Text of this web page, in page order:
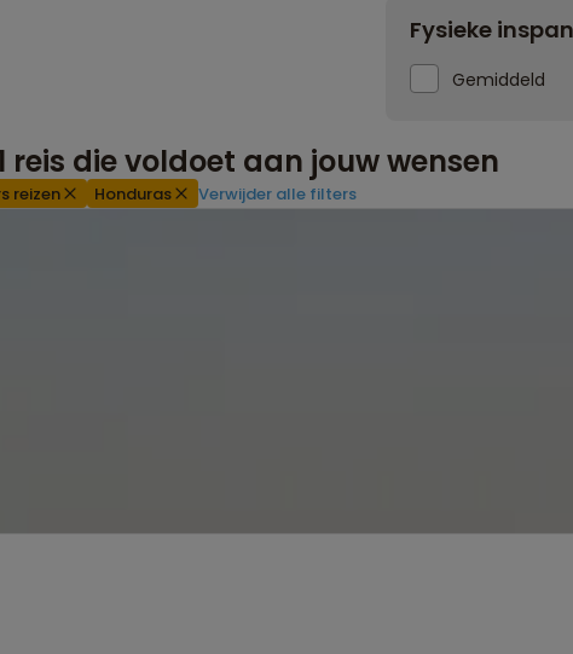
Fysieke
Gemiddeld
reis die voldoet aan jouw wensen
reizen Honduras Verwijder alle filters